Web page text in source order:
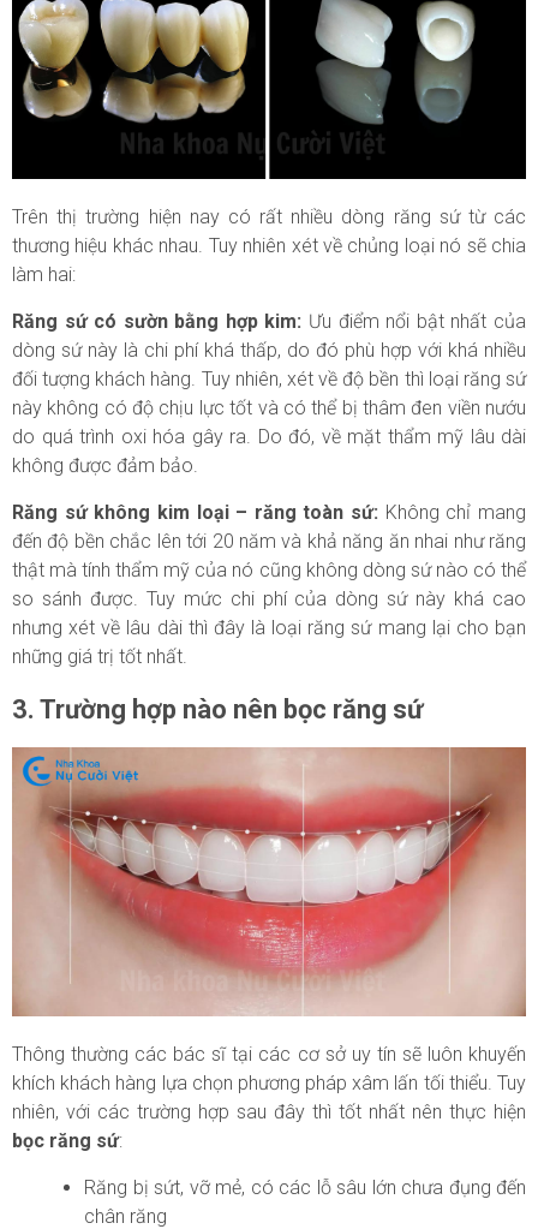
Trên thị trường hiện nay có rất nhiều dòng răng sứ từ các
thương hiệu khác nhau. Tuy nhiên xét về chủng loại nó sẽ chia
làm hai:
Răng sứ có sườn bằng hợp kim: Ưu điểm nổi bật nhất của
dòng sứ này là chi phí khá thấp, do đó phù hợp với khá nhiều
đối tượng khách hàng. Tuy nhiên, xét về độ bền thì loại răng sứ
này không có độ chịu lực tốt và có thể bị thâm đen viền nướu
do quá trình oxi hóa gây ra. Do đó, về mặt thẩm mỹ lâu dài
không được đảm bảo.
Răng sứ không kim loại – răng toàn sứ: Không chỉ mang
đến độ bền chắc lên tới 20 năm và khả năng ăn nhai như răng
thật mà tính thẩm mỹ của nó cũng không dòng sứ nào có thể
so sánh được. Tuy mức chi phí của dòng sứ này khá cao
nhưng xét về lâu dài thì đây là loại răng sứ mang lại cho bạn
những giá trị tốt nhất.
3. Trường hợp nào nên bọc răng sứ
Thông thường các bác sĩ tại các cơ sở uy tín sẽ luôn khuyến
khích khách hàng lựa chọn phương pháp xâm lấn tối thiểu. Tuy
nhiên, với các trường hợp sau đây thì tốt nhất nên thực hiện
bọc răng sứ:
Răng bị sứt, vỡ mẻ, có các lỗ sâu lớn chưa đụng đến
chân răng